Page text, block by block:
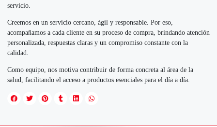
servicio.
Creemos en un servicio cercano, ágil y responsable. Por eso,
acompañamos a cada cliente en su proceso de compra, brindando atención
personalizada, respuestas claras y un compromiso constante con la
calidad.
Como equipo, nos motiva contribuir de forma concreta al área de la
salud, facilitando el acceso a productos esenciales para el día a día.